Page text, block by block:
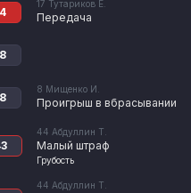
17 Тутариков Е.
Передача
8 Мищенко И.
Проигрыш в вбрасывании
44 Абдуллин Т.
Малый штраф
Грубость
44 Абдуллин Т.